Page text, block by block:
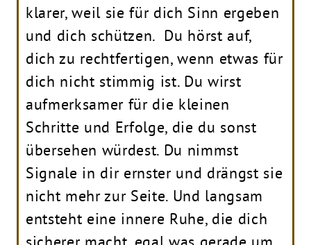
klarer, weil sie für dich Sinn ergeben
und dich schützen. Du hörst auf,
dich zu rechtfertigen, wenn etwas für
dich nicht stimmig ist. Du wirst
aufmerksamer für die kleinen
Schritte und Erfolge, die du sonst
übersehen würdest. Du nimmst
Signale in dir ernster und drängst sie
nicht mehr zur Seite. Und langsam
entsteht eine innere Ruhe, die dich